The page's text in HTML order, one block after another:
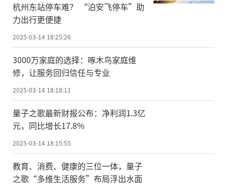
杭州东站停车难？ “泊安飞停车”助
力出行更便捷
2025-03-14 18:25:26
3000万家庭的选择：啄木鸟家庭维
修，让服务回归信任与专业
2025-03-14 18:18:11
量子之歌最新财报公布：净利润1.3亿
元，同比增长17.8%
2025-03-14 18:15:55
教育、消费、健康的三位一体，量子
之歌“多维生活服务”布局浮出水面